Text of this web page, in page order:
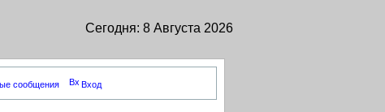
Сегодня: 8 Августа 2026
сообщения Вход